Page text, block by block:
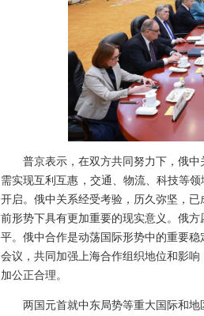
普京表示，在双方共同努力下，俄
需实现互利互惠，交通、物流、科技等
开启。俄中关系经受考验，历久弥坚，
前形势下具有更加重要的现实意义。俄
平。俄中合作是动荡国际形势中的重要
会议，共同加强上海合作组织地位和影
加公正合理。
两国元首就中东局势等重大国际和地